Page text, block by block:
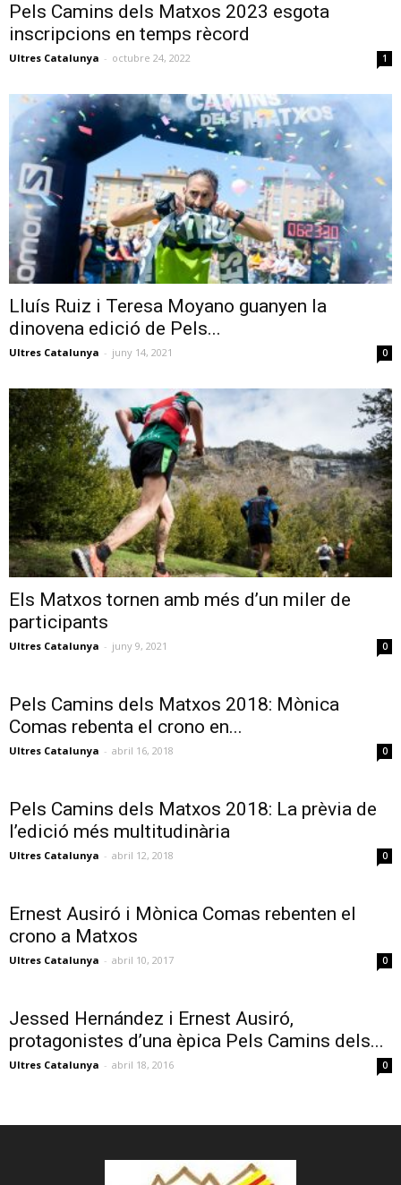
Pels Camins dels Matxos 2023 esgota
inscripcions en temps rècord
Ultres Catalunya - octubre 24, 2022 1
Lluís Ruiz i Teresa Moyano guanyen la
dinovena edició de Pels...
Ultres Catalunya - juny 14, 2021 0
Els Matxos tornen amb més d’un miler de
participants
Ultres Catalunya - juny 9, 2021 0
Pels Camins dels Matxos 2018: Mònica
Comas rebenta el crono en...
Ultres Catalunya - abril 16, 2018 0
Pels Camins dels Matxos 2018: La prèvia de
l’edició més multitudinària
Ultres Catalunya - abril 12, 2018 0
Ernest Ausiró i Mònica Comas rebenten el
crono a Matxos
Ultres Catalunya - abril 10, 2017 0
Jessed Hernández i Ernest Ausiró,
protagonistes d’una èpica Pels Camins dels...
Ultres Catalunya - abril 18, 2016 0